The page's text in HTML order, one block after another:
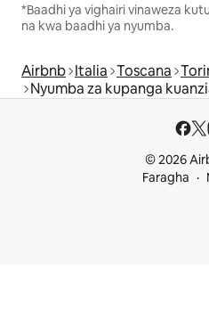
*Baadhi ya vighairi vinaweza
na kwa baadhi ya nyumba.
Airbnb Italia Toscana
Nyumba za kupanga
© 2026
Faragha